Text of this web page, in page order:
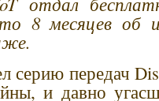
то 8 месяцев об
серию передач
и давно